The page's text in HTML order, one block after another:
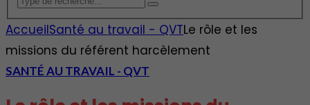
AccueilSanté au travail - QVTLe rôle et les
missions du référent harcèlement
SANTÉ AU TRAVAIL - QVT